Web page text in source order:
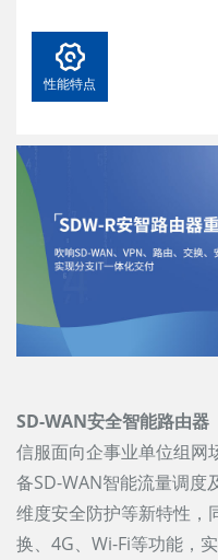
性能特点
SD-WAN安全智能路由器
信服面向企事业单位组网
备SD-WAN智能流量调度
维度安全防护等新特性，
换、4G、Wi-Fi等功能，